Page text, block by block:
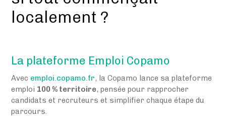
localement ?
La plateforme Emploi Copamo
Avec emploi.copamo.fr, la Copamo lance sa plateforme
emploi 100 % territoire, pensée pour rapprocher
candidats et recruteurs et simplifier chaque étape du
parcours.